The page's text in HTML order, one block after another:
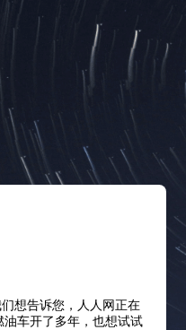
想告诉您，人人网正在
油车开了多年，也想试试